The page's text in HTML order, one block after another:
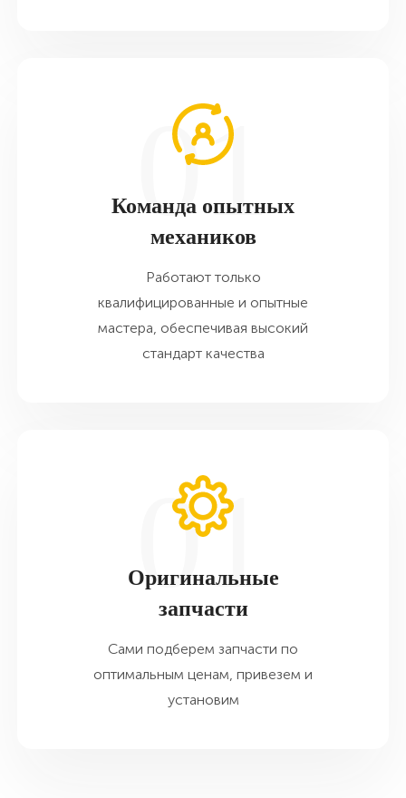
Команда опытных
механиков
Работают только
квалифицированные и опытные
мастера, обеспечивая высокий
стандарт качества
Оригинальные
запчасти
Сами подберем запчасти по
оптимальным ценам, привезем и
установим